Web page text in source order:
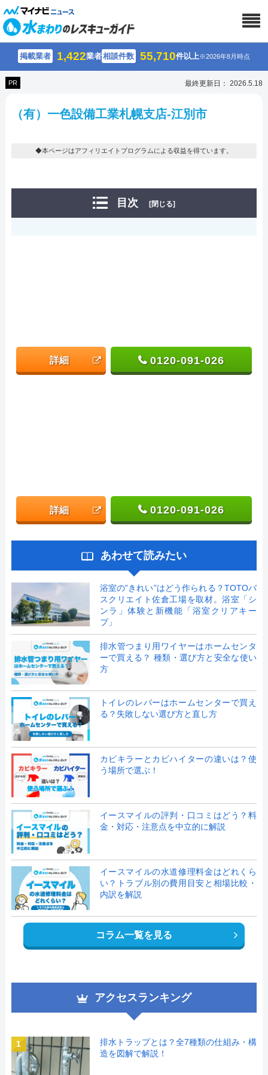
掲載業者 1,422業者相談件数 55,710件以上※2026年8月時点
PR 最終更新日： 2026.5.18
（有）一色設備工業札幌支店-江別市
◆本ページはアフィリエイトプログラムによる収益を得ています。
目次 [閉じる]
詳細 0120-091-026
詳細 0120-091-026
あわせて読みたい
浴室の”きれい”はどう作られる？TOTOバ
スクリエイト佐倉工場を取材。浴室「シ
ンラ」体験と新機能「浴室クリアキー
プ」
排水管つまり用ワイヤーはホームセンタ
ーで買える？ 種類・選び方と安全な使い
方
トイレのレバーはホームセンターで買え
る？失敗しない選び方と直し方
カビキラーとカビハイターの違いは？使
う場所で選ぶ！
イースマイルの評判・口コミはどう？料
金・対応・注意点を中立的に解説
イースマイルの水道修理料金はどれくら
い？トラブル別の費用目安と相場比較・
内訳を解説
コラム一覧を見る
アクセスランキング
1
排水トラップとは？全7種類の仕組み・構
造を図解で解説！